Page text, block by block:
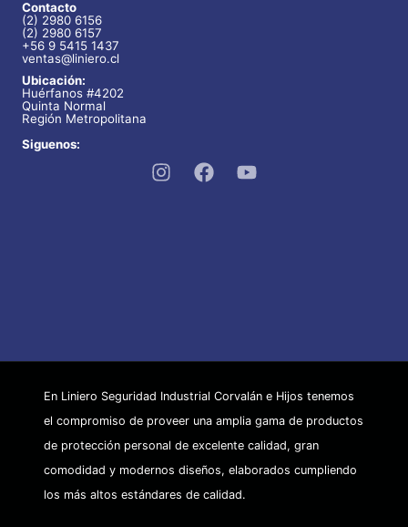
Contacto
(2) 2980 6156
(2) 2980 6157
+56 9 5415 1437
ventas@liniero.cl
Ubicación:
Huérfanos #4202
Quinta Normal
Región Metropolitana
Siguenos:
En Liniero Seguridad Industrial Corvalán e Hijos tenemos
el compromiso de proveer una amplia gama de productos
de protección personal de excelente calidad, gran
comodidad y modernos diseños, elaborados cumpliendo
los más altos estándares de calidad.